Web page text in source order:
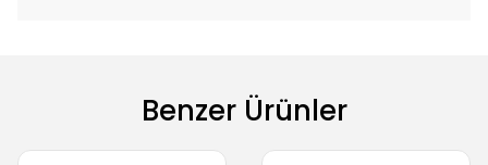
Benzer Ürünler